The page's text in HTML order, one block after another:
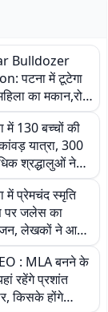
Bulldozer
पटना में टूटेगा
का मकान,रोते
बेहोश; वीडियो में
मामला
में 130 बच्चों की
यात्रा, 300
श्रद्धालुओं ने
में प्रेमचंद स्मृति
पर जलेस का
लेखकों ने आम
को जागरूक करने
संकल्प
: MLA बनने के
रहेंगे प्रशांत
किसके होंगे